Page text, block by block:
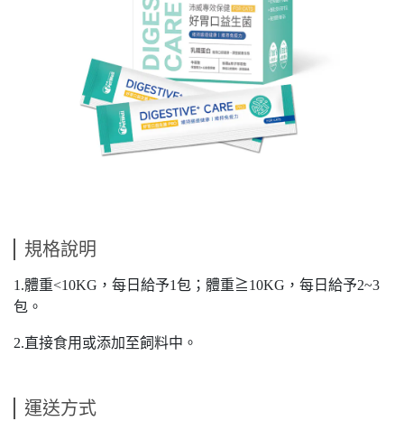
規格說明
1.體重<10KG，每日給予1包；體重≧10KG，每日給予2~3
包。
2.直接食用或添加至飼料中。
運送方式